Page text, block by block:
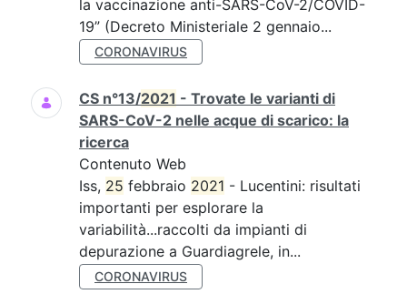
la vaccinazione anti-SARS-CoV-2/COVID-
19” (Decreto Ministeriale 2 gennaio...
CORONAVIRUS
CS n°13/2021 - Trovate le varianti di
SARS-CoV-2 nelle acque di scarico: la
ricerca
Contenuto Web
Iss, 25 febbraio 2021 - Lucentini: risultati
importanti per esplorare la
variabilità...raccolti da impianti di
depurazione a Guardiagrele, in...
CORONAVIRUS